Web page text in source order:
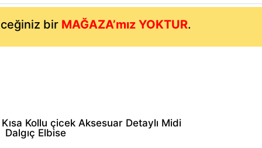
bir MAĞAZA’mız YOKTUR.
Kısa Kollu çicek Aksesuar Detaylı Midi
Dalgıç Elbise